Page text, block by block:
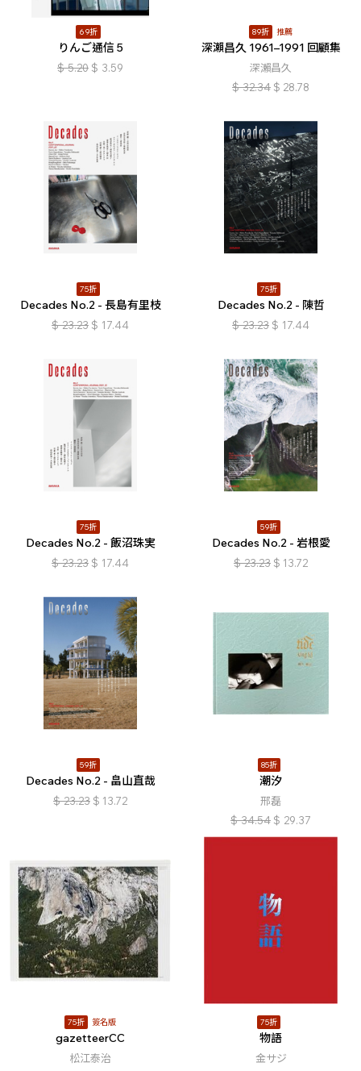
69折
りんご通信 5
$ 5.20 $ 3.59
89折 推薦
深瀨昌久 1961–1991 回顧集
深瀨昌久
$ 32.34 $ 28.78
75折
Decades No.2 - 長島有里枝
$ 23.23 $ 17.44
75折
Decades No.2 - 陳哲
$ 23.23 $ 17.44
75折
Decades No.2 - 飯沼珠実
$ 23.23 $ 17.44
59折
Decades No.2 - 岩根愛
$ 23.23 $ 13.72
59折
Decades No.2 - 畠山直哉
$ 23.23 $ 13.72
85折
潮汐
邢磊
$ 34.54 $ 29.37
75折 簽名版
gazetteerCC
松江泰治
75折
物語
金サジ